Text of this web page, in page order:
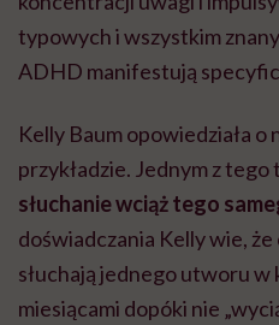
typowych i wszystkim
ADHD manifestują
Kelly Baum opowiedziała o
przykładzie. Jednym z
słuchanie wciąż tego
doświadczania Kelly wie,
słuchają jednego utworu w
miesiącami dopóki nie